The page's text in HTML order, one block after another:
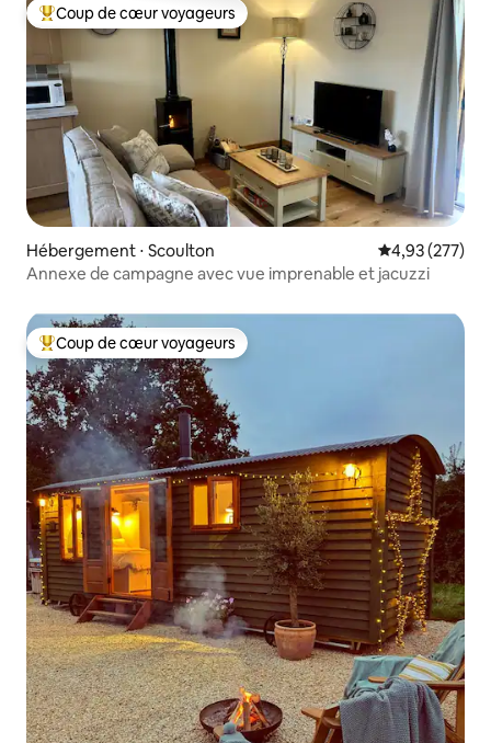
Coups de cœur voyageurs les plus appréciés
Coup de cœur voyageurs
Hébergement ⋅ Scoulton Évaluation
4,93 (277)
Annexe de campagne avec vue imprenable et jacuzzi
Coups de cœur voyageurs les plus appréciés
Coup de cœur voyageurs